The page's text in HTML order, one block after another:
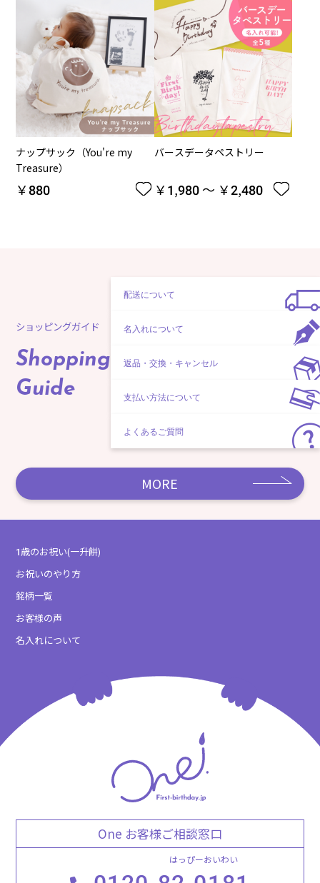
ナップサック（You're my
Treasure）
￥880 
バースデータペストリー
￥1,980 ～ ￥2,480 
ショッピングガイド
Shopping
Guide
MORE
配送について
名入れについて
返品・交換・キャンセル
支払い方法について
よくあるご質問
1歳のお祝い(一升餅)
お祝いのやり方
銘柄一覧
お客様の声
名入れについて
One お客様ご相談窓口
はっぴーおいわい